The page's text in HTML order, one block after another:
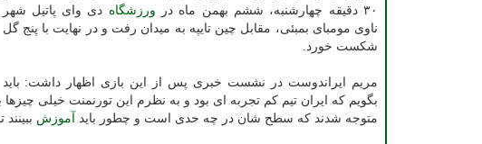
۳۰ دقیقه چهارشنبه، ششم بهمن ماه در
ورزشگاه دی وای پاتیل شهر
ناوی مومبای بمبئی، مقابل چین تایپه به میدان رفت و در نهایت با پنج گل
شکست خورد.
مریم ایراندوست در نشست خبری پس از این بازی اظهار داشت: باید
بگویم که ایران تیم کم تجربه ای بود و به نظرم این تورنمنت خیلی چیزها
متوجه شدند که سطح شان در چه حدی است و چطور باید آموزش